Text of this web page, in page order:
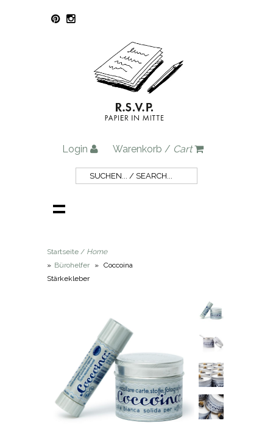
Login Warenkorb / Cart
Startseite / Home
» Bürohelfer » Coccoina
Stärkekleber